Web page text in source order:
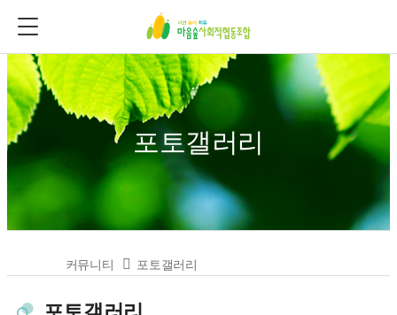
포토갤러리
커뮤니티 포토갤러리